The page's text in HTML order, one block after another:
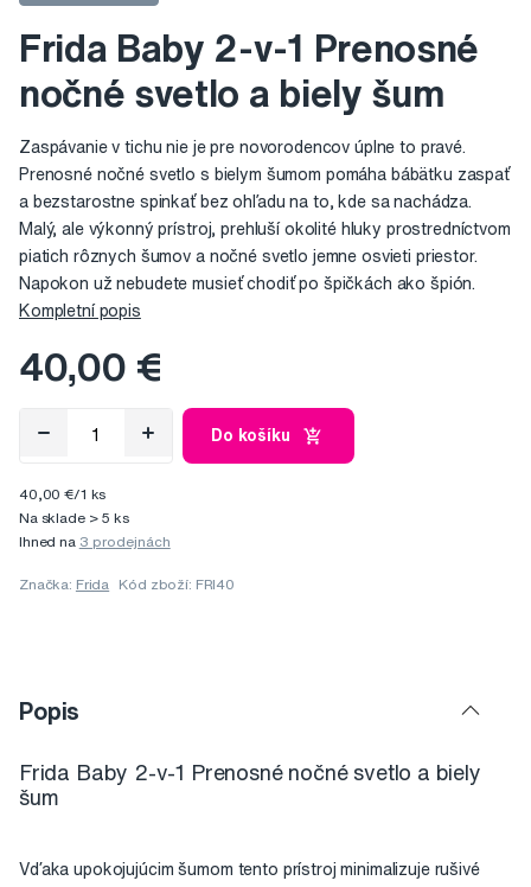
Frida Baby 2-v-1 Prenosné
nočné svetlo a biely šum
Zaspávanie v tichu nie je pre novorodencov úplne to pravé.
Prenosné nočné svetlo s bielym šumom pomáha bábätku zaspať
a bezstarostne spinkať bez ohľadu na to, kde sa nachádza.
Malý, ale výkonný prístroj, prehluší okolité hluky prostredníctvom
piatich rôznych šumov a nočné svetlo jemne osvieti priestor.
Napokon už nebudete musieť chodiť po špičkách ako špión.
Kompletní popis
40,00 €
Do košíku
40,00 €/1 ks
Na sklade > 5 ks
Ihned na 3 prodejnách
Značka: Frida Kód zboží: FRI40
Popis
Frida Baby 2-v-1 Prenosné nočné svetlo a biely
šum
Vďaka upokojujúcim šumom tento prístroj minimalizuje rušivé